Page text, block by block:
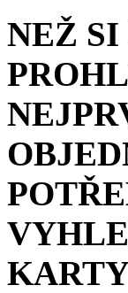
NEŽ